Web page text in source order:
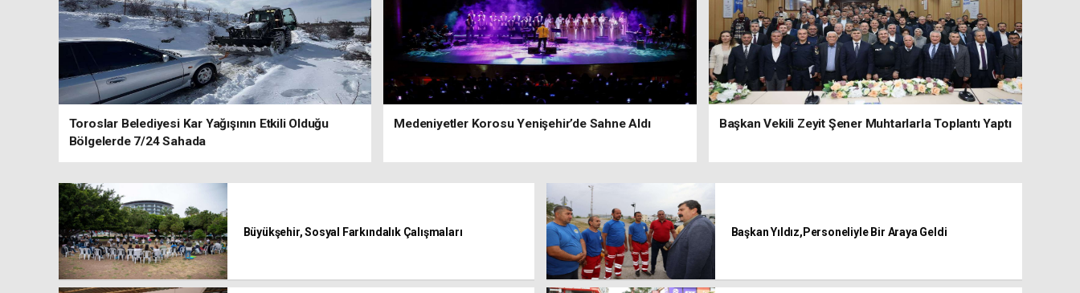
Toroslar Belediyesi Kar Yağışının Etkili Olduğu
Bölgelerde 7/24 Sahada
Medeniyetler Korosu Yenişehir’de Sahne Aldı Başkan Vekili Zeyit Şener Muhtarlarla Toplantı Yaptı
Büyükşehir, Sosyal Farkındalık Çalışmaları Başkan Yıldız,Personeliyle Bir Araya Geldi